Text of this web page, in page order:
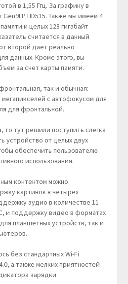
в 1,55 Ггц. За графику в
HD515. Также мы имеем 4
и целых 128 гигабайт
считается в данный
второй дает реально
данных. Кроме этого, вы
за счет карты памяти.
так и обычная:
с автофокусом для
для фронтальной.
то тут решили поступить слегка
устройство от целых двух
обеспечить пользователю
использования.
контентом можно
картинок в четырех
аудио в количестве 11
и поддержку видео в форматах
планшетных устройств, так и
без стандартных Wi-Fi
а также мелких приятностей
зарядки.